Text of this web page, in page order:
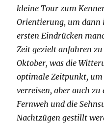
kleine Tour zum
Orientierung, um dann
ersten Eindrücken
Zeit gezielt anfahren
Oktober, was die
optimale Zeitpunkt,
verreisen, aber auch
Fernweh und die
Nachtzügen gestillt